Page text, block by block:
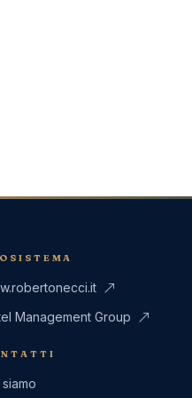
Management Group